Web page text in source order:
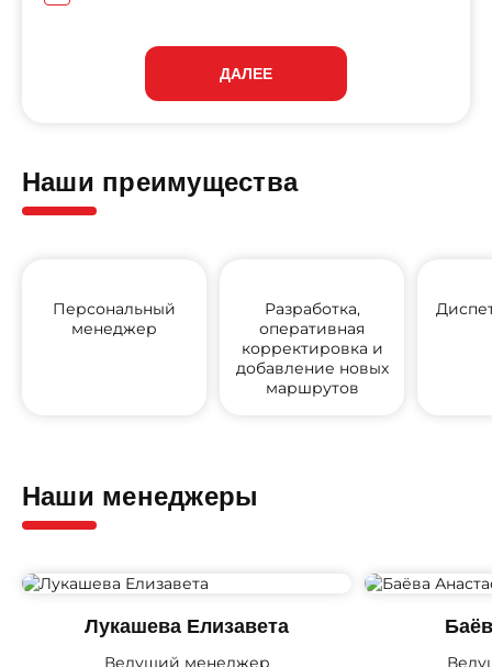
ДАЛЕЕ
Наши преимущества
Персональный
менеджер
Разработка,
оперативная
корректировка и
добавление новых
маршрутов
Наши менеджеры
Лукашева Елизавета
Ведущий менеджер